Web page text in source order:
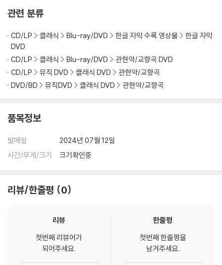
※ 디스크 재생 불량
1) 기기 문제로 인해 발생하는 재생 불량 현상에 대해서는 반품/교환이 불
가하니 최신 소프트웨어로 업데이트된 DVD/BD 전용 기기에서 재생하실
것을 권유해 드립니다.
2) 정전기와 먼지로 인해 재생이 원활하지 않은 경우가 있습니다. 디스크
를 마른 천으로 닦으시거나, DVD 클리너 등 전용 제품을 이용하면 대부분
해결됩니다.
3) 일부 PC 연결형 ODD의 경우 호환 상의 문제로 정상적인 디스크도 재
며, ODD 사용으로 인한 재생 불량의 경우 교환 시에도 동일한 오류가 발
※ 디스크 외관 불량
로 인한 반품/교환이 가능합니다.
1) 불량으로 인한 교환/반품 요청 시에는 불량 확인을 위해 개봉 시의 동영
상을 요청할 수 있으며, 동영상이 없는 경우 교환/반품이 제한될 수 있습니
관련 분류
CD/LP 클래식 Blu-ray/DVD 한글 자막 수록 영상물
한글 자막
DVD
CD/LP
클래식 Blu-ray/DVD
관현악/교향곡 DVD
CD/LP
뮤직 DVD 클래식 DVD
관현악/교향곡
DVD/BD
뮤직DVD 클래식 DVD 관현악/교향곡
품목정보
발매일
2024년 07월 12일
시간/무게/크기
크기확인중
리뷰/한줄평 0
리뷰
첫번째 리뷰어가
되어주세요.
한줄평
첫번째 한줄평을
남겨주세요.